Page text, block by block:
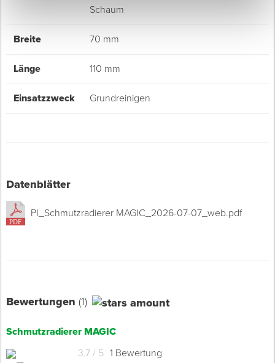
Schaum
Breite 70 mm
Länge 110 mm
Einsatzzweck Grundreinigen
Datenblätter
PI_Schmutzradierer MAGIC_2026-07-07_web.pdf
Bewertungen (1)
Schmutzradierer MAGIC
3.7 / 5 1 Bewertung